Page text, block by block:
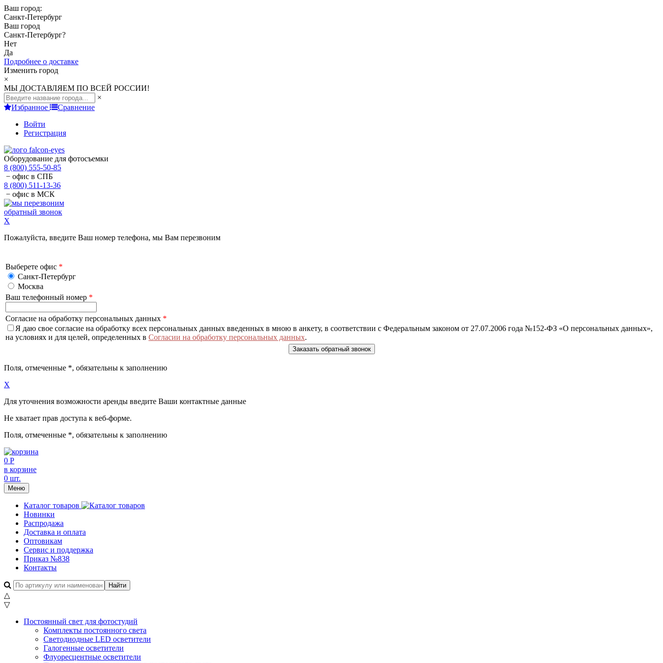
Ваш город:
Санкт-Петербург
Ваш город
Санкт-Петербург?
Нет
Да
Подробнее о доставке
Изменить город
×
МЫ ДОСТАВЛЯЕМ ПО ВСЕЙ РОССИИ!
×
Избранное
Сравнение
Войти
Регистрация
Оборудование для фотосъемки
8 (800) 555-50-85
− офис в СПБ
8 (800) 511-13-36
− офис в МСК
обратный звонок
X
Пожалуйста, введите Ваш номер телефона, мы Вам перезвоним
Выберете офис *
Санкт-Петербург
Москва
Ваш телефонный номер *
Согласие на обработку персональных данных *
Я даю свое согласие на обработку всех персональных данных введенных в мною в анкету, в соответствии с Федеральным законом от 27.07.2006 года №152-ФЗ «О персональных данных»,
на условиях и для целей, определенных в Согласии на обработку персональных данных.
Поля, отмеченные *, обязательны к заполнению
X
Для уточнения возможности аренды введите Ваши контактные данные
Не хватает прав доступа к веб-форме.
Поля, отмеченные *, обязательны к заполнению
0 Р
в корзине
0 шт.
Меню
Каталог товаров
Новинки
Распродажа
Доставка и оплата
Оптовикам
Сервис и поддержка
Приказ №838
Контакты
△
▽
Постоянный свет для фотостудий
Комплекты постоянного света
Светодиодные LED осветители
Галогенные осветители
Флуоресцентные осветители